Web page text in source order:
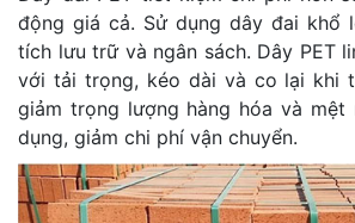
động giá cả. Sử dụng dây đai khổ
tích lưu trữ và ngân sách. Dây PET
với tải trọng, kéo dài và co lại khi
giảm trọng lượng hàng hóa và
dụng, giảm chi phí vận chuyển.